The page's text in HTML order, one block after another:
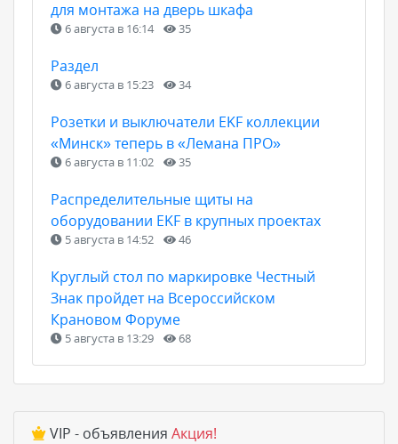
для монтажа на дверь шкафа
6 августа в 16:14 35
Раздел
6 августа в 15:23 34
Розетки и выключатели EKF коллекции
«Минск» теперь в «Лемана ПРО»
6 августа в 11:02 35
Распределительные щиты на
оборудовании EKF в крупных проектах
5 августа в 14:52 46
Круглый стол по маркировке Честный
Знак пройдет на Всероссийском
Крановом Форуме
5 августа в 13:29 68
VIP - объявления Акция!